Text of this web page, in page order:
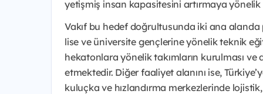
yetişmiş insan kapasitesini artırmaya
Vakıf bu hedef doğrultusunda iki ana
lise ve üniversite gençlerine yönelik teknik
hekatonlara yönelik takımların kurulması ve
etmektedir. Diğer faaliyet alanını ise,
kuluçka ve hızlandırma merkezlerinde